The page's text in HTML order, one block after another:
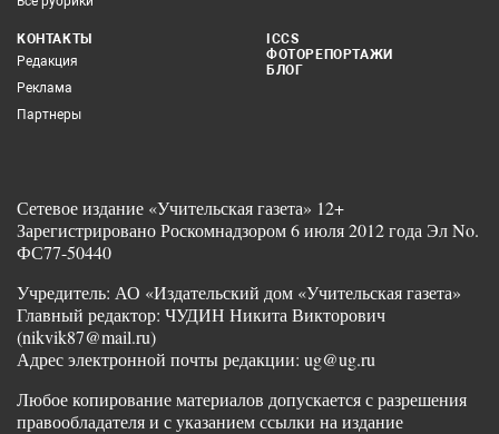
КОНТАКТЫ
Редакция
Реклама
Партнеры
ICCS
ФОТОРЕПОРТАЖИ
БЛОГ
Сетевое издание «Учительская газета» 12+
Зарегистрировано Роскомнадзором 6 июля 2012 года Эл No.
ФС77-50440
Учредитель: АО «Издательский дом «Учительская газета»
Главный редактор: ЧУДИН Никита Викторович
(nikvik87@mail.ru)
Адрес электронной почты редакции: ug@ug.ru
Любое копирование материалов допускается с разрешения
правообладателя и с указанием ссылки на издание